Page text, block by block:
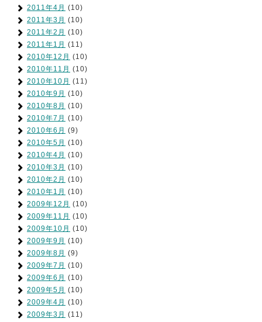
2011年4月 (10)
2011年3月 (10)
2011年2月 (10)
2011年1月 (11)
2010年12月 (10)
2010年11月 (10)
2010年10月 (11)
2010年9月 (10)
2010年8月 (10)
2010年7月 (10)
2010年6月 (9)
2010年5月 (10)
2010年4月 (10)
2010年3月 (10)
2010年2月 (10)
2010年1月 (10)
2009年12月 (10)
2009年11月 (10)
2009年10月 (10)
2009年9月 (10)
2009年8月 (9)
2009年7月 (10)
2009年6月 (10)
2009年5月 (10)
2009年4月 (10)
2009年3月 (11)